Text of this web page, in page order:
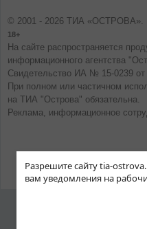
Разрешите сайту tia-
вам уведомления на
© 2001 - 2026 ТИА «ОСТРОВА».
18+
На сайте распространяется
информационного агентства
Свидетельство ИА № 15-0239 от
При полном или частичном
на ТИА "Острова" обязательна.
Реклама, информационное